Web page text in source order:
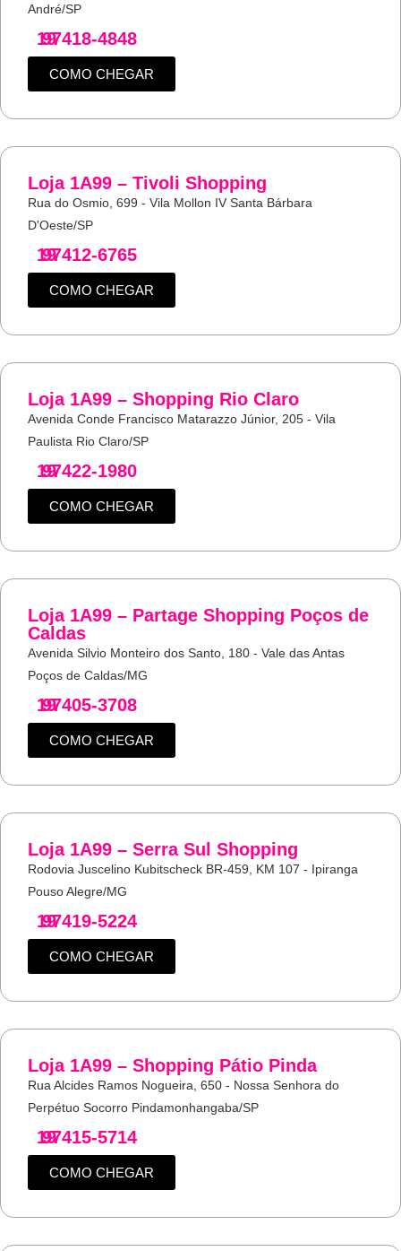
André/SP
19
97418-4848
COMO CHEGAR
Loja 1A99 – Tivoli Shopping
Rua do Osmio, 699 - Vila Mollon IV Santa Bárbara
D'Oeste/SP
19
97412-6765
COMO CHEGAR
Loja 1A99 – Shopping Rio Claro
Avenida Conde Francisco Matarazzo Júnior, 205 - Vila
Paulista Rio Claro/SP
19
97422-1980
COMO CHEGAR
Loja 1A99 – Partage Shopping Poços de
Caldas
Avenida Silvio Monteiro dos Santo, 180 - Vale das Antas
Poços de Caldas/MG
19
97405-3708
COMO CHEGAR
Loja 1A99 – Serra Sul Shopping
Rodovia Juscelino Kubitscheck BR-459, KM 107 - Ipiranga
Pouso Alegre/MG
19
97419-5224
COMO CHEGAR
Loja 1A99 – Shopping Pátio Pinda
Rua Alcides Ramos Nogueira, 650 - Nossa Senhora do
Perpétuo Socorro Pindamonhangaba/SP
19
97415-5714
COMO CHEGAR